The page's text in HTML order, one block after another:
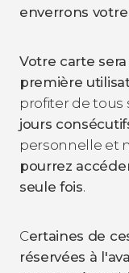
enverrons
Votre carte
première
profiter de tous
jours
personnelle et
pourrez
seule fois.
Certaines de
réservées à